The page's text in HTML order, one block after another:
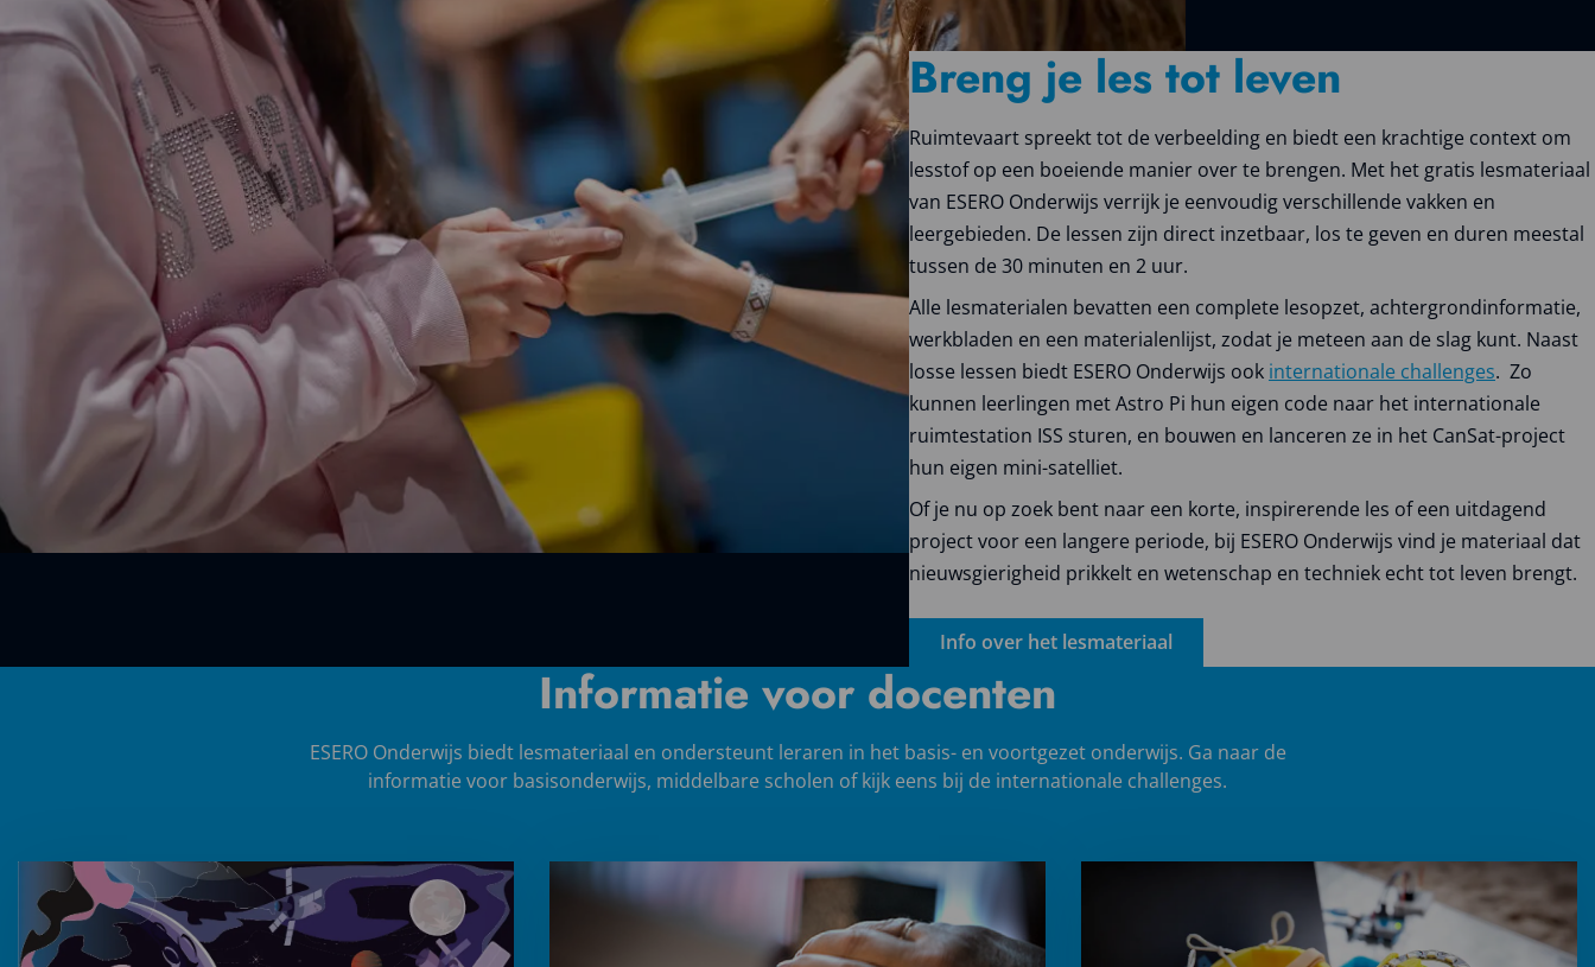
Breng je les tot leven
Ruimtevaart spreekt tot de verbeelding en biedt een krachtige context om
lesstof op een boeiende manier over te brengen. Met het gratis lesmateriaal
van ESERO Onderwijs verrijk je eenvoudig verschillende vakken en
leergebieden. De lessen zijn direct inzetbaar, los te geven en duren meestal
tussen de 30 minuten en 2 uur.
Alle lesmaterialen bevatten een complete lesopzet, achtergrondinformatie,
werkbladen en een materialenlijst, zodat je meteen aan de slag kunt. Naast
losse lessen biedt ESERO Onderwijs ook internationale challenges. Zo
kunnen leerlingen met Astro Pi hun eigen code naar het internationale
ruimtestation ISS sturen, en bouwen en lanceren ze in het CanSat-project
hun eigen mini-satelliet.
Of je nu op zoek bent naar een korte, inspirerende les of een uitdagend
project voor een langere periode, bij ESERO Onderwijs vind je materiaal dat
nieuwsgierigheid prikkelt en wetenschap en techniek echt tot leven brengt.
Info over het lesmateriaal
Informatie voor docenten
ESERO Onderwijs biedt lesmateriaal en ondersteunt leraren in het basis- en voortgezet onderwijs. Ga naar de
informatie voor basisonderwijs, middelbare scholen of kijk eens bij de internationale challenges.
meer
over
In